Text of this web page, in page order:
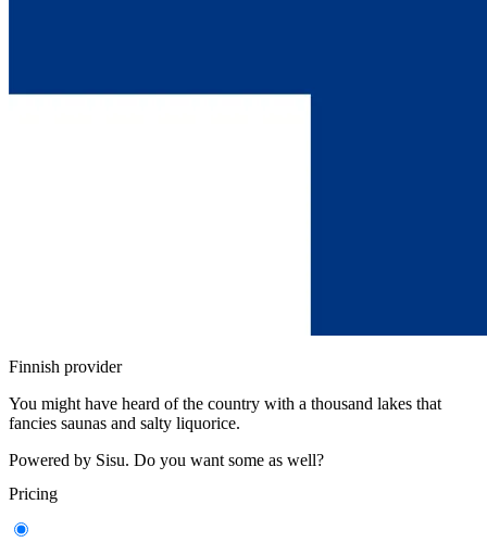
Finnish provider
You might have heard of the country with a thousand lakes that
fancies saunas and salty liquorice.
Powered by Sisu. Do you want some as well?
Pricing